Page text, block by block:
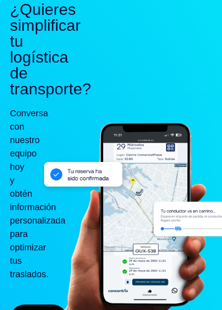
¿Quieres
simplificar
tu
logística
de
transporte?
Conversa
con
nuestro
equipo
hoy
y
obtén
información
personalizada
para
optimizar
tus
traslados.